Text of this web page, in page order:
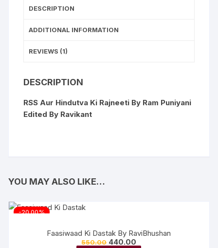
DESCRIPTION
ADDITIONAL INFORMATION
REVIEWS (1)
DESCRIPTION
RSS Aur Hindutva Ki Rajneeti By Ram Puniyani
Edited By Ravikant
YOU MAY ALSO LIKE…
-20.00%
Faasiwaad Ki Dastak By RaviBhushan
550.00 440.00